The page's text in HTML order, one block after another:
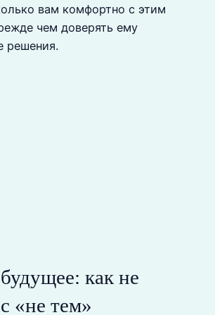
вам комфортно с этим
чем доверять ему
решения.
как не
«не тем»